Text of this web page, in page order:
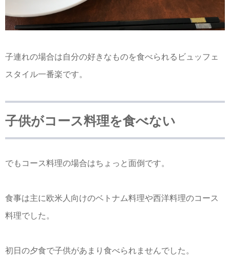
子連れの場合は自分の好きなものを食べられるビュッフェ
スタイル一番楽です。
子供がコース料理を食べない
でもコース料理の場合はちょっと面倒です。
食事は主に欧米人向けのベトナム料理や西洋料理のコース
料理でした。
初日の夕食で子供があまり食べられませんでした。